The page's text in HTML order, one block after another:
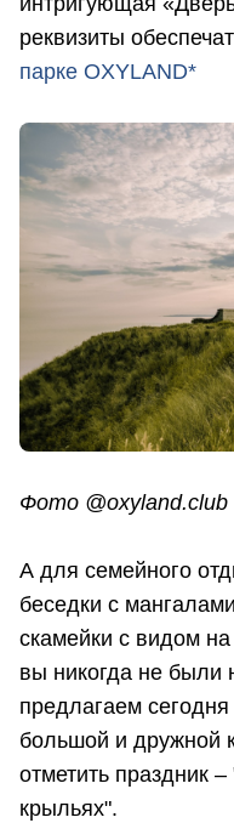
реквизиты
парке OXYLAND*
Фото @oxyland.club
А для семейного
беседки с
скамейки с видом
вы никогда не были
предлагаем
большой и дружной
отметить праздник
крыльях".